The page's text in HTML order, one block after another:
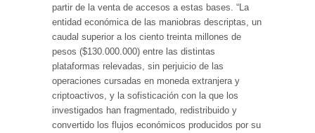
partir de la venta de accesos a estas bases. “La
entidad económica de las maniobras descriptas, un
caudal superior a los ciento treinta millones de
pesos ($130.000.000) entre las distintas
plataformas relevadas, sin perjuicio de las
operaciones cursadas en moneda extranjera y
criptoactivos, y la sofisticación con la que los
investigados han fragmentado, redistribuido y
convertido los flujos económicos producidos por su